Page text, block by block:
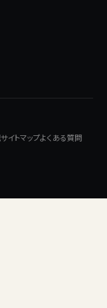
サイトマップよくある質問